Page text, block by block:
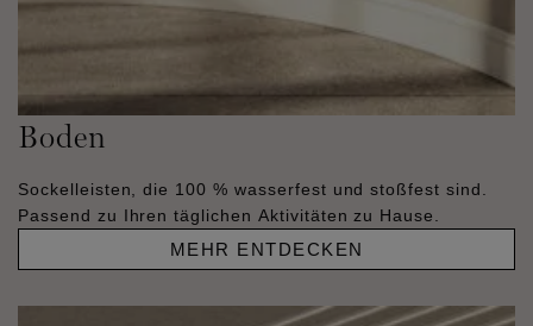
Boden
Sockelleisten, die 100 % wasserfest und stoßfest sind.
Passend zu Ihren täglichen Aktivitäten zu Hause.
MEHR ENTDECKEN